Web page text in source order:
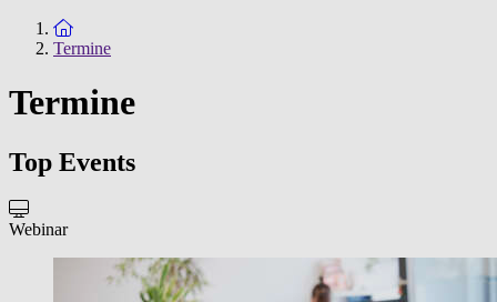
Zur Startseite
Termine
Termine
Top Events
Webinar